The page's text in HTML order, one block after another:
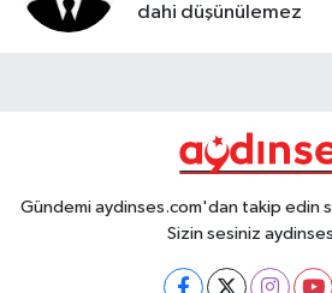
dahi düşünülemez
Gündemi aydinses.com'dan takip edin
Sizin sesiniz